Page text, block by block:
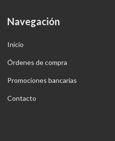
Navegación
Inicio
Órdenes de compra
Promociones bancarias
Contacto